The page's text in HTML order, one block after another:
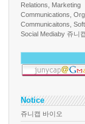
Relations, Marketing
Communications,
Communicaitons, Soft
Social Mediaby 쥬니캡
Notice
쥬니캡 바이오